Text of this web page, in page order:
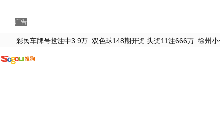
广告
彩民车牌号投注中3.9万 双色球148期开奖:头奖11注666万 徐州